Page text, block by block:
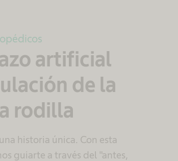
artificial
de la
rodilla
historia única. Con esta
guiarte a través del "antes,